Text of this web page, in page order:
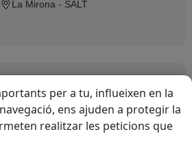
La Mirona - SALT
22 ene. 2027
22:00 h
per a tu, influeixen en la
ens ajuden a protegir la
realitzar les peticions que
del web. Utilitzem cookies